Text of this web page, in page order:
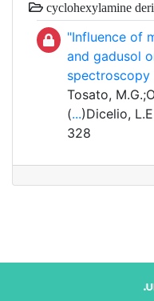
cyclohexylamine
"Influence of
and gadusol
Tosato,
(...)Dicelio,
328